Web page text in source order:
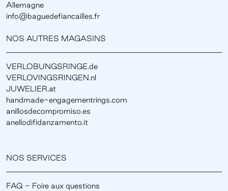
Allemagne
info@baguedefiancailles.fr
NOS AUTRES MAGASINS
VERLOBUNGSRINGE.de
VERLOVINGSRINGEN.nl
JUWELIER.at
handmade-engagementrings.com
anillosdecompromiso.es
anellodifidanzamento.it
NOS SERVICES
FAQ - Foire aux questions